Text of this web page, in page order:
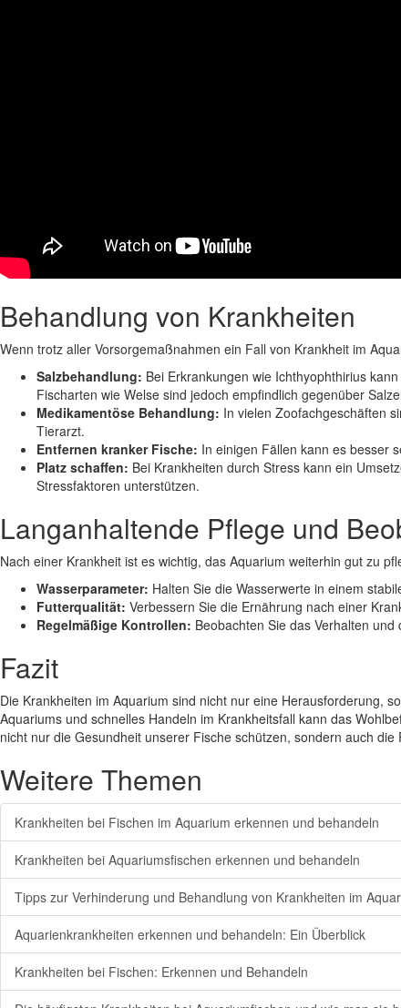
Behandlung von Krankheiten
Wenn trotz aller Vorsorgemaßnahmen ein Fall von Krankheit im
Salzbehandlung: Bei Erkrankungen wie Ichthyophthirius
Fischarten wie Welse sind jedoch empfindlich gegenüber
Medikamentöse Behandlung: In vielen Zoofachgeschäften
Tierarzt.
Entfernen kranker Fische: In einigen Fällen kann es besser
Platz schaffen: Bei Krankheiten durch Stress kann ein
Stressfaktoren unterstützen.
Langanhaltende Pflege und
Nach einer Krankheit ist es wichtig, das Aquarium weiterhin gut zu
Wasserparameter: Halten Sie die Wasserwerte in einem
Futterqualität: Verbessern Sie die Ernährung nach einer
Regelmäßige Kontrollen: Beobachten Sie das Verhalten
Fazit
Die Krankheiten im Aquarium sind nicht nur eine Herausforderung,
Aquariums und schnelles Handeln im Krankheitsfall kann das
nicht nur die Gesundheit unserer Fische schützen, sondern auch
Weitere Themen
Krankheiten bei Fischen im Aquarium erkennen und behandeln
Krankheiten bei Aquariumsfischen erkennen und behandeln
Tipps zur Verhinderung und Behandlung von Krankheiten im
Aquarienkrankheiten erkennen und behandeln: Ein Überblick
Krankheiten bei Fischen: Erkennen und Behandeln